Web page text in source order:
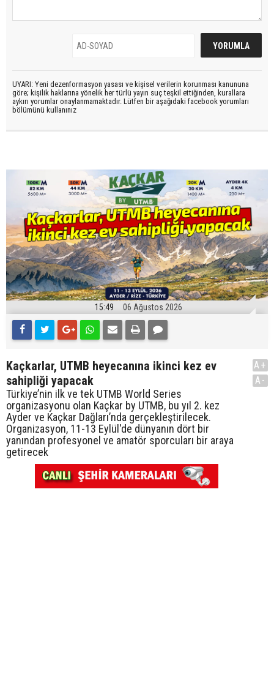
UYARI: Yeni dezenformasyon yasası ve kişisel verilerin korunması kanununa
göre; kişilik haklarına yönelik her türlü yayın suç teşkil ettiğinden, kurallara
aykırı yorumlar onaylanmamaktadır. Lütfen bir aşağıdaki facebook yorumları
bölümünü kullanınız
15:49 06 Ağustos 2026
Kaçkarlar, UTMB heyecanına ikinci kez ev
sahipliği yapacak
Türkiye’nin ilk ve tek UTMB World Series
organizasyonu olan Kaçkar by UTMB, bu yıl 2. kez
Ayder ve Kaçkar Dağları’nda gerçekleştirilecek.
Organizasyon, 11-13 Eylül'de dünyanın dört bir
yanından profesyonel ve amatör sporcuları bir araya
getirecek
A+
A-